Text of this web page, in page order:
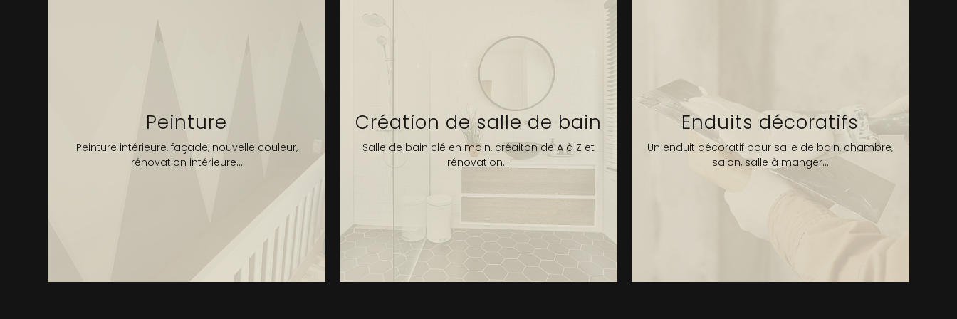
Peinture
Peinture intérieure, façade, nouvelle couleur,
rénovation intérieure...
Création de salle de bain
Salle de bain clé en main, créaiton de A à Z et
rénovation...
Enduits décoratifs
Un enduit décoratif pour salle de bain, chambre,
salon, salle à manger...